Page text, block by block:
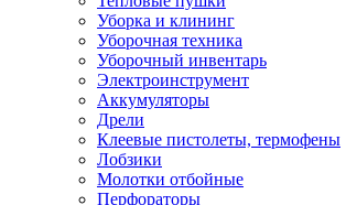
Уборка и клининг
Уборочная техника
Уборочный инвентарь
Электроинструмент
Аккумуляторы
Дрели
Клеевые пистолеты, термофены
Лобзики
Молотки отбойные
Перфораторы